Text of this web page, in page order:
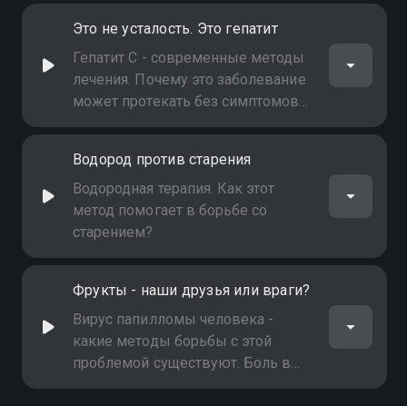
Это не усталость. Это гепатит
Гепатит С - современные методы
лечения. Почему это заболевание
может протекать без симптомов
десятилетиями и как его вылечить
Водород против старения
Водородная терапия. Как этот
метод помогает в борьбе со
старением?
Фрукты - наши друзья или враги?
Вирус папилломы человека -
какие методы борьбы с этой
проблемой существуют. Боль в
спине - как вернуть радость